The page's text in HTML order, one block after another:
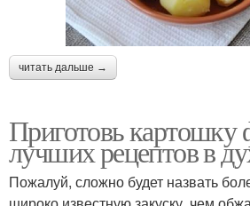
читать дальше →
Приготовь картошку
лучших рецептов в
Пожалуй, сложно будет назвать